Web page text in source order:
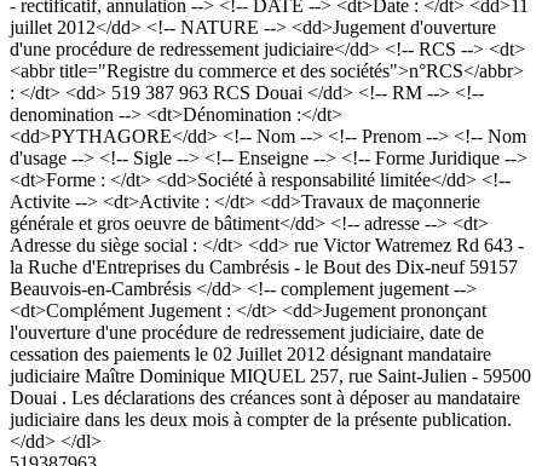
- rectificatif, annulation --> <!-- DATE --> <dt>Date : </dt> <dd>11
juillet 2012</dd> <!-- NATURE --> <dd>Jugement d'ouverture
d'une procédure de redressement judiciaire</dd> <!-- RCS --> <dt>
<abbr title="Registre du commerce et des sociétés">n°RCS</abbr>
: </dt> <dd> 519 387 963 RCS Douai </dd> <!-- RM --> <!--
denomination --> <dt>Dénomination :</dt>
<dd>PYTHAGORE</dd> <!-- Nom --> <!-- Prenom --> <!-- Nom
d'usage --> <!-- Sigle --> <!-- Enseigne --> <!-- Forme Juridique -->
<dt>Forme : </dt> <dd>Société à responsabilité limitée</dd> <!--
Activite --> <dt>Activite : </dt> <dd>Travaux de maçonnerie
générale et gros oeuvre de bâtiment</dd> <!-- adresse --> <dt>
Adresse du siège social : </dt> <dd> rue Victor Watremez Rd 643 -
la Ruche d'Entreprises du Cambrésis - le Bout des Dix-neuf 59157
Beauvois-en-Cambrésis </dd> <!-- complement jugement -->
<dt>Complément Jugement : </dt> <dd>Jugement prononçant
l'ouverture d'une procédure de redressement judiciaire, date de
cessation des paiements le 02 Juillet 2012 désignant mandataire
judiciaire Maître Dominique MIQUEL 257, rue Saint-Julien - 59500
Douai . Les déclarations des créances sont à déposer au mandataire
judiciaire dans les deux mois à compter de la présente publication.
</dd> </dl>